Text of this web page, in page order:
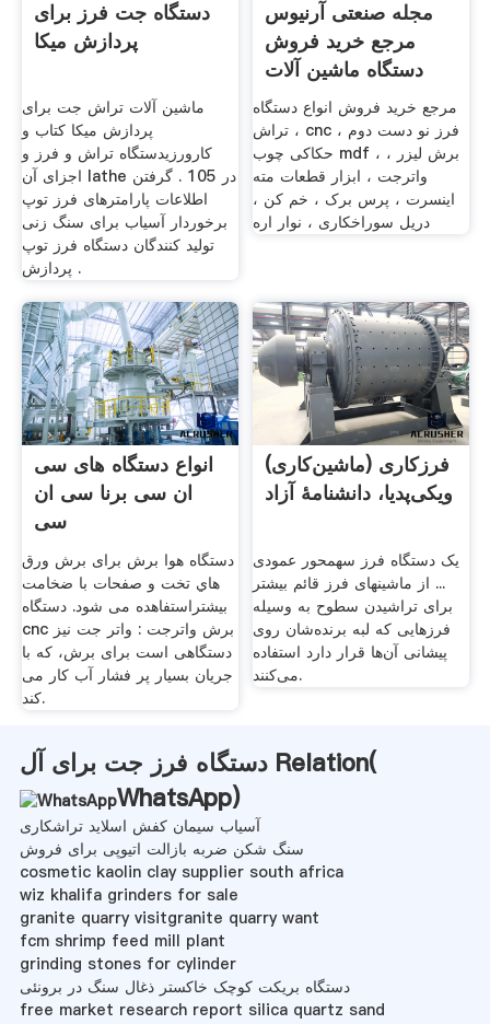
دستگاه جت فرز برای
پردازش میکا
ماشین آلات تراش جت برای
پردازش میکا کتاب و
کارورزیدستگاه تراش و فرز و
اجزای آن lathe در 105 . گرفتن
اطلاعات پارامترهای فرز توپ
برخوردار آسیاب برای سنگ زنی
تولید کنندگان دستگاه فرز توپ
پردازش .
مجله صنعتی آرنیوس
مرجع خرید فروش
دستگاه ماشین آلات
Cnc ...
مرجع خرید فروش انواع دستگاه
تراش ، cnc فرز نو دست دوم ،
حکاکی چوب mdf ، برش لیزر ،
واترجت ، ابزار قطعات مته
اینسرت ، پرس برک ، خم کن ،
دریل سوراخکاری ، نوار اره
انواع دستگاه های سی
ان سی برنا سی ان
سی
دستگاه هوا برش برای برش ورق
هاي تخت و صفحات با ضخامت
بيشتراستفاهده می شود. دستگاه
cnc برش واترجت : واتر جت نیز
دستگاهی است برای برش، که با
جریان بسیار پر فشار آب کار می
کند.
فرزکاری (ماشین‌کاری)
ویکی‌پدیا، دانشنامهٔ آزاد
یک دستگاه فرز سهمحور عمودی
... از ماشینهای فرز قائم بیشتر
برای تراشیدن سطوح به وسیله
فرزهایی که لبه برنده‌شان روی
پیشانی آن‌ها قرار دارد استفاده
می‌کنند.
دستگاه فرز جت برای آل Relation(
WhatsApp)
آسیاب سیمان کفش اسلاید تراشکاری
سنگ شکن ضربه بازالت اتیوپی برای فروش
cosmetic kaolin clay supplier south africa
wiz khalifa grinders for sale
granite quarry visitgranite quarry want
fcm shrimp feed mill plant
grinding stones for cylinder
دستگاه بریکت کوچک خاکستر ذغال سنگ در برونئی
free market research report silica quartz sand